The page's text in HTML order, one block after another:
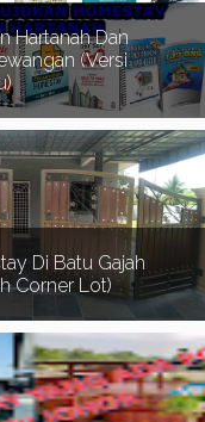
Hartanah Dan
(Versi
Salam Sejahtera.. Terlebih
selamat datang
dan terima kasih ker...
Di Batu Gajah
Corner Lot)
mencari Homestay di
Tronoh dan Seri
juga perlu memberi